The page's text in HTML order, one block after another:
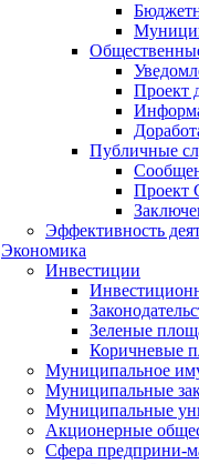
Проект
Публичные
Проект
Эффективность
Экономика
Инвестиции
Зеленые
Коричневые
Муниципальное
Муниципальные
Муниципальные
Акционерные
Сфера предприни-